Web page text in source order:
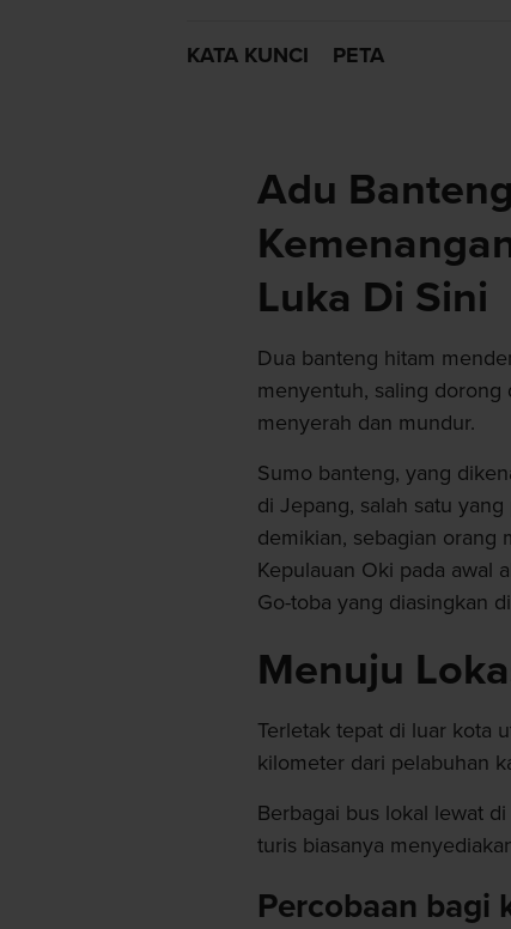
KATA KUNCI PETA
Adu
Luka Di Sini
Dua banteng hitam
menyentuh, saling dorong
menyerah dan mundur.
Sumo banteng, yang
di Jepang, salah satu
demikian, sebagian orang
Kepulauan Oki pada awal
Go-toba yang diasingkan
Menuju
Terletak tepat di luar kota
kilometer dari pelabuhan
Berbagai bus lokal lewat
turis biasanya
Percobaan bagi